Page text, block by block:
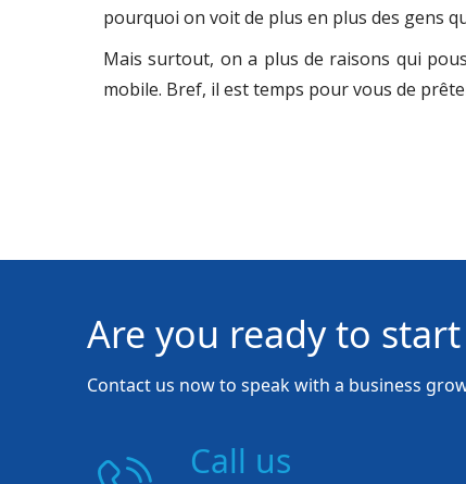
pourquoi on voit de plus en plus des gens
Mais surtout, on a plus de raisons qui
mobile. Bref, il est temps pour vous de
Are you ready to
Contact us now to speak with a business
Call us